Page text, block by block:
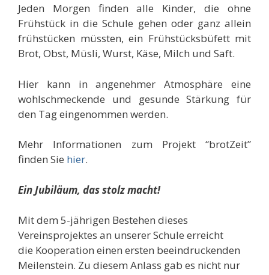
Jeden Morgen finden alle Kinder, die ohne
Frühstück in die Schule gehen oder ganz allein
frühstücken müssten, ein Frühstücksbüfett mit
Brot, Obst, Müsli, Wurst, Käse, Milch und Saft.
Hier kann in angenehmer Atmosphäre eine
wohlschmeckende und gesunde Stärkung für
den Tag eingenommen werden.
Mehr Informationen zum Projekt “brotZeit”
finden Sie hier.
Ein Jubiläum, das stolz macht!
Mit dem 5-jährigen Bestehen dieses
Vereinsprojektes an unserer Schule erreicht
die Kooperation einen ersten beeindruckenden
Meilenstein. Zu diesem Anlass gab es nicht nur